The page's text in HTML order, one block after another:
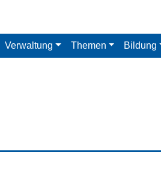
Verwaltung Themen Bildung